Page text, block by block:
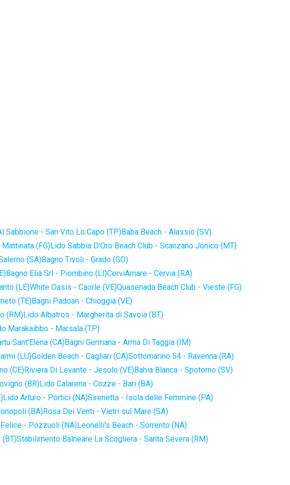
Sabbione - San Vito Lo Capo (TP)Baba Beach - Alassio (SV)
(FG)Lido Sabbia D'Oro Beach Club - Scanzano Jonico (MT)
(SA)Bagno Tivoli - Grado (GO)
Bagno Elia Srl - Piombino (LI)CerviAmare - Cervia (RA)
(LE)White Oasis - Caorle (VE)Quasenada Beach Club - Vieste (FG)
(TE)Bagni Padoan - Chioggia (VE)
(RM)Lido Albatros - Margherita di Savoia (BT)
Marakaibbo - Marsala (TP)
Sant'Elena (CA)Bagni Germana - Arma Di Taggia (IM)
(LU)Golden Beach - Cagliari (CA)Sottomarino 54 - Ravenna (RA)
(CE)Riviera Di Levante - Jesolo (VE)Bahia Blanca - Spotorno (SV)
(BR)Lido Calarena - Cozze - Bari (BA)
Lido Arturo - Portici (NA)Sirenetta - Isola delle Femmine (PA)
(BA)Rosa Dei Venti - Vietri sul Mare (SA)
- Pozzuoli (NA)Leonelli's Beach - Sorrento (NA)
Stabilimento Balneare La Scogliera - Santa Severa (RM)